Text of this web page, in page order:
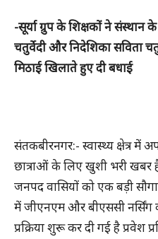
-सूर्या ग्रुप के शिक्षकों ने संस्थान
चतुर्वेदी और निदेशिका सविता
मिठाई खिलाते हुए दी बधाई
संतकबीरनगर:- स्वास्थ्य क्षेत्र में
छात्राओं के लिए खुशी भरी खबर है
जनपद वासियों को एक बड़ी
में जीएनएम और बीएससी नर्सिंग
प्रक्रिया शुरू कर दी गई है प्रवेश